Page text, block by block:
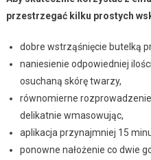
przestrzegać kilku prostych
dobre wstrząśnięcie butelką
naniesienie odpowiedniej
osuchaną skórę twarzy,
równomierne
delikatnie wmasowując,
aplikacja przynajmniej 15
ponowne nałożenie co dwie